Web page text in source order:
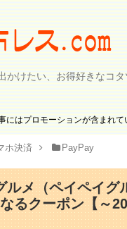
かけたい、お得好きなコ
にはプロモーションが含まれて
ホ決済 PayPay
ルメ（ペイペイグ
るクーポン【～